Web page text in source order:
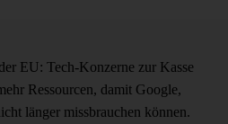
EU: Tech-Konzerne zur Kasse
Ressourcen, damit Google,
länger missbrauchen können.